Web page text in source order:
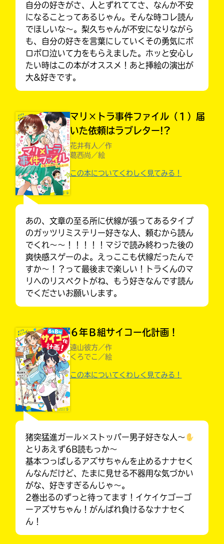
Loading
大人気
シリーズに
出会える
キミノラジオ配信中！
いろんな動画が
みんなの絵が
見られる
自分の好きがさ、人とずれててさ、なんか不安
になることってあるじゃん。そんな時コレ読ん
でほしいな〜。梨久ちゃんが不安になりながら
も、自分の好きを言葉にしていくその勇気にボ
ロボロ泣いて力をもらえました。ホッと安心し
たい時はこの本がオススメ！あと挿絵の演出が
大&好きです。
マリ×トラ事件ファイル（１）届
いた依頼はラブレター!?
花井有人／作
葛西尚／絵
この本についてくわしく見てみる！
あの、文章の至る所に伏線が張ってあるタイプ
のガッツリミステリー好きな人、頼むから読ん
でくれ〜〜！！！！！マジで読み終わった後の
爽快感スゲーのよ。えっここも伏線だったんで
すか〜！？って最後まで楽しい！トラくんのマ
リへのリスペクトがね、もう好きなんです読ん
でくださいお願いします。
６年Ｂ組サイコー化計画！
遠山彼方／作
くろでこ／絵
この本についてくわしく見てみる！
猪突猛進ガール×ストッパー男子好きな人〜
とりあえず6B読もっか〜
基本つっぱしるアズサちゃんを止めるナナセく
んなんだけど、たまに見せる不器用な気づかい
がな、好きすぎるんじゃ〜。
2巻出るのずっと待ってます！イケイケゴーゴ
ーアズサちゃん！がんばれ負けるなナナセく
ん！
力
ー
あ
る
で、
も